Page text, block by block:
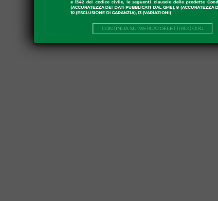
e 1342 del codice civile, le seguenti clausole delle predette
(ACCURATEZZA DEI DATI PUBBLICATI DAL GME), 8 (ACCURATEZZA
10 (ESCLUSIONE DI GARANZIA), 13 (VARIAZIONI)
CONTINUA SU MERCATOELETTRICO.ORG